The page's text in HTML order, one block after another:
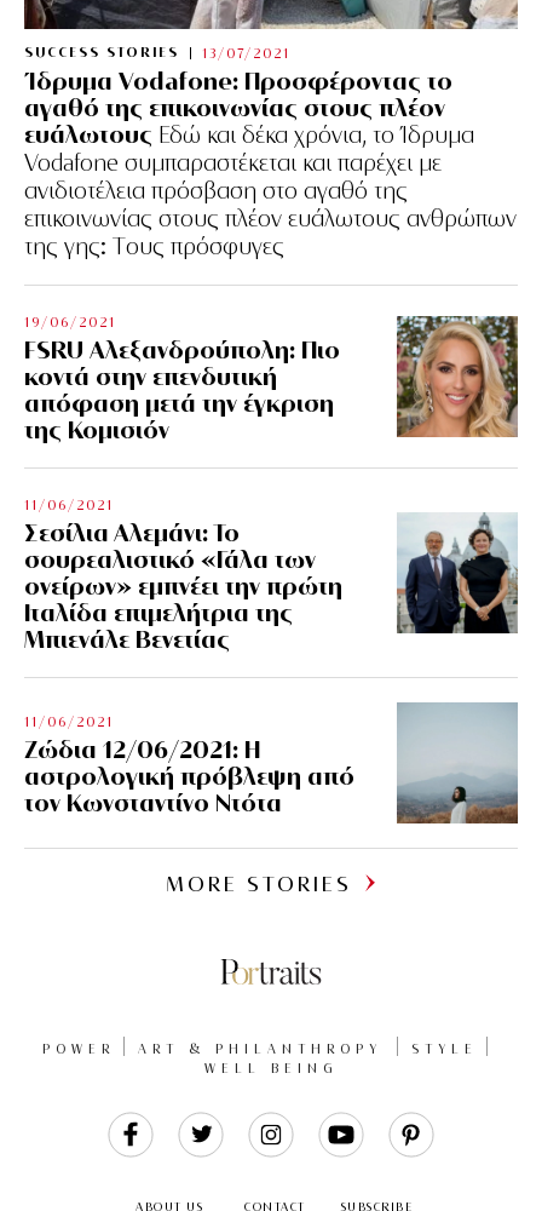
SUCCESS STORIES 13/07/2021
Ίδρυμα Vodafone: Προσφέροντας το
αγαθό της επικοινωνίας στους πλέον
ευάλωτους Εδώ και δέκα χρόνια, το Ίδρυμα
Vodafone συμπαραστέκεται και παρέχει με
ανιδιοτέλεια πρόσβαση στο αγαθό της
επικοινωνίας στους πλέον ευάλωτους ανθρώπων
της γης: Tους πρόσφυγες
19/06/2021
FSRU Αλεξανδρούπολη: Πιο
κοντά στην επενδυτική
απόφαση μετά την έγκριση
της Κομισιόν
11/06/2021
Σεσίλια Αλεμάνι: Το
σουρεαλιστικό «Γάλα των
ονείρων» εμπνέει την πρώτη
Ιταλίδα επιμελήτρια της
Μπιενάλε Βενετίας
11/06/2021
Ζώδια 12/06/2021: Η
αστρολογική πρόβλεψη από
τον Κωνσταντίνο Ντότα
MORE STORIES
POWER ART & PHILANTHROPY
STYLE
WELL BEING
ABOUT US CONTACT SUBSCRIBE